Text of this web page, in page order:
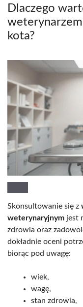
Dlaczego
kota?
Skonsultowanie się z
weterynaryjnym jest
zdrowia oraz
dokładnie oceni
biorąc pod uwagę:
wiek,
wagę,
stan zdrowia,